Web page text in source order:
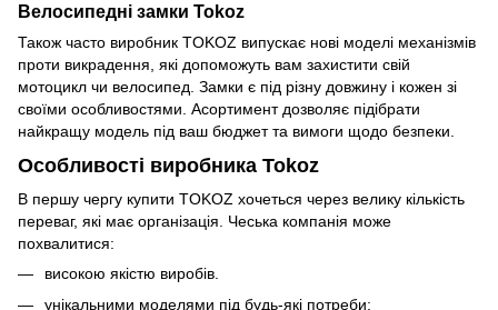
Велосипедні замки Tokoz
Також часто виробник TOKOZ випускає нові моделі механізмів
проти викрадення, які допоможуть вам захистити свій
мотоцикл чи велосипед. Замки є під різну довжину і кожен зі
своїми особливостями. Асортимент дозволяє підібрати
найкращу модель під ваш бюджет та вимоги щодо безпеки.
Особливості виробника Tokoz
В першу чергу купити TOKOZ хочеться через велику кількість
переваг, які має організація. Чеська компанія може
похвалитися:
високою якістю виробів.
унікальними моделями під будь-які потреби;